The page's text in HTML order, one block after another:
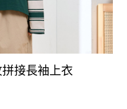
拼接長袖上衣